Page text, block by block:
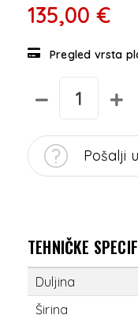
135,00 €
Pregled vrsta
Pošalji
TEHNIČKE
Duljina
Širina